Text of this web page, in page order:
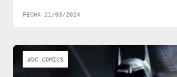
FECHA 21/03/2024
#DC COMICS